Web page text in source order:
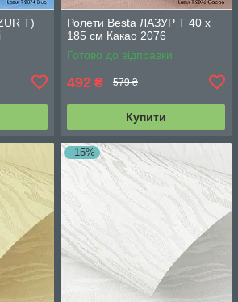
T)
Ролети Besta ЛАЗУР Т 40 х
185 см Какао 2076
Готово до відправки
492 ₴ 579 ₴
Купити
–15%